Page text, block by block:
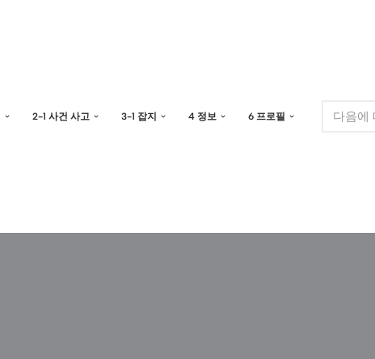
2-1 사건 사고 3-1 잡지 4 정보 6 프로필